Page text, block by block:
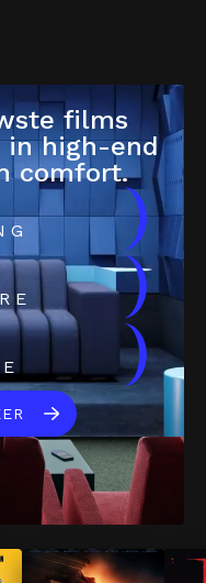
films
high-end
comfort.
)
)
)